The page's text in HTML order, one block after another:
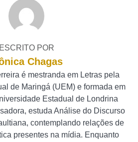
ESCRITO POR
Chagas
é mestranda em Letras pela
de Maringá (UEM) e formada em
Estadual de Londrina
estuda Análise do Discurso
contemplando relações de
presentes na mídia. Enquanto